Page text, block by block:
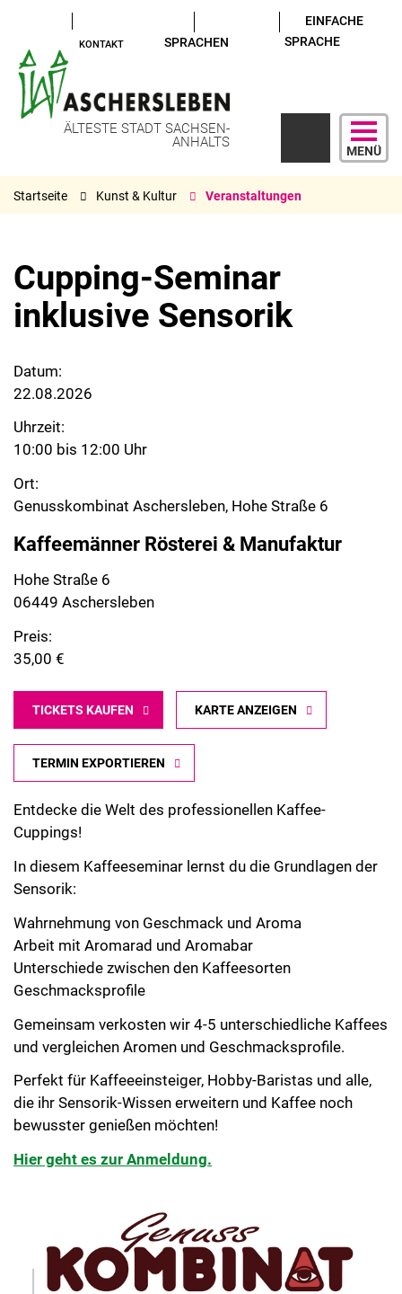
KONTAKT SPRACHEN
EINFACHE
SPRACHE
ÄLTESTE STADT SACHSEN-
ANHALTS
MENÜ
Startseite Kunst & Kultur Veranstaltungen
Cupping-Seminar
inklusive Sensorik
Datum:
22.08.2026
Uhrzeit:
10:00 bis 12:00 Uhr
Ort:
Genusskombinat Aschersleben, Hohe Straße 6
Kaffeemänner Rösterei & Manufaktur
Hohe Straße 6
06449 Aschersleben
Preis:
35,00 €
TICKETS KAUFEN KARTE ANZEIGEN
TERMIN EXPORTIEREN
Entdecke die Welt des professionellen Kaffee-
Cuppings!
In diesem Kaffeeseminar lernst du die Grundlagen der
Sensorik:
Wahrnehmung von Geschmack und Aroma
Arbeit mit Aromarad und Aromabar
Unterschiede zwischen den Kaffeesorten
Geschmacksprofile
Gemeinsam verkosten wir 4-5 unterschiedliche Kaffees
und vergleichen Aromen und Geschmacksprofile.
Perfekt für Kaffeeeinsteiger, Hobby-Baristas und alle,
die ihr Sensorik-Wissen erweitern und Kaffee noch
bewusster genießen möchten!
Hier geht es zur Anmeldung.